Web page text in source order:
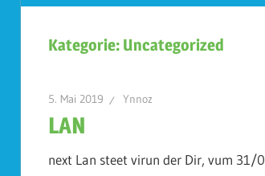
Koplescht
Kategorie: Uncategorized
5. Mai 2019 Ynnoz
LAN
next Lan steet virun der Dir, vum